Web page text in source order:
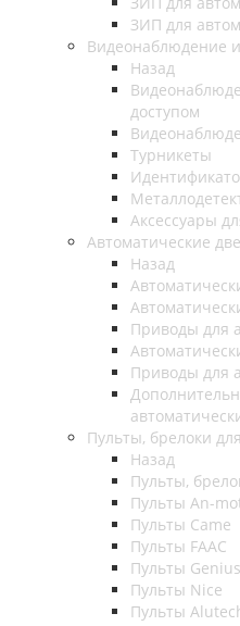
ЗИП для
Видеонаблюдение
Назад
доступом
Турникеты
Аксессуары
Автоматические
Назад
Приводы для
Приводы для
Пульты, брелоки
Назад
Пульты,
Пульты An-
Пульты Came
Пульты FAAC
Пульты Genius
Пульты Nice
Пульты